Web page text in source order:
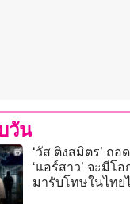
วัน
‘วัส ติงสมิตร’ ถ
‘แอร์สาว’ จะมีโ
มารับโทษในไทย